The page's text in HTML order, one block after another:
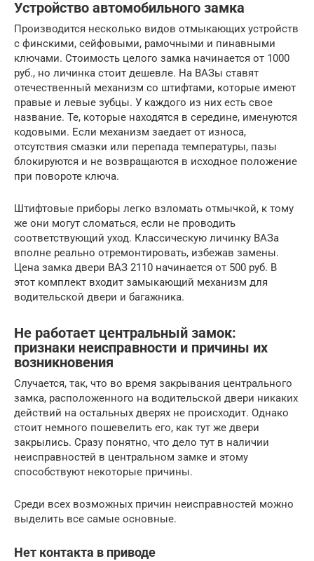
Устройство автомобильного замка
Производится несколько видов отмыкающих устройств
с финскими, сейфовыми, рамочными и пинавными
ключами. Стоимость целого замка начинается от 1000
руб., но личинка стоит дешевле. На ВАЗы ставят
отечественный механизм со штифтами, которые имеют
правые и левые зубцы. У каждого из них есть свое
название. Те, которые находятся в середине, именуются
кодовыми. Если механизм заедает от износа,
отсутствия смазки или перепада температуры, пазы
блокируются и не возвращаются в исходное положение
при повороте ключа.
Штифтовые приборы легко взломать отмычкой, к тому
же они могут сломаться, если не проводить
соответствующий уход. Классическую личинку ВАЗа
вполне реально отремонтировать, избежав замены.
Цена замка двери ВАЗ 2110 начинается от 500 руб. В
этот комплект входит замыкающий механизм для
водительской двери и багажника.
Не работает центральный замок:
признаки неисправности и причины их
возникновения
Случается, так, что во время закрывания центрального
замка, расположенного на водительской двери никаких
действий на остальных дверях не происходит. Однако
стоит немного пошевелить его, как тут же двери
закрылись. Сразу понятно, что дело тут в наличии
неисправностей в центральном замке и этому
способствуют некоторые причины.
Среди всех возможных причин неисправностей можно
выделить все самые основные.
Нет контакта в приводе